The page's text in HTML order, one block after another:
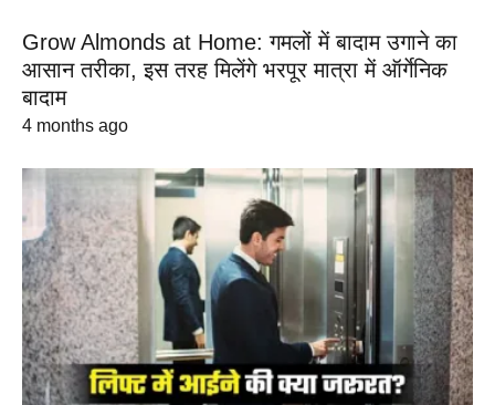
Grow Almonds at Home: गमलों में बादाम उगाने का
आसान तरीका, इस तरह मिलेंगे भरपूर मात्रा में ऑर्गेनिक
बादाम
4 months ago